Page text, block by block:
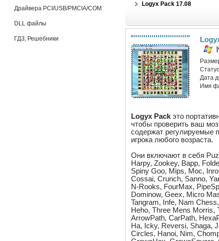
Драйвера PCI/USB/PMCIA/COM
DLL файлы
ГДЗ, Решебники
Logyx Pack 17.08
Дата
Имя
Logyx Pack это
чтобы проверить ваш
содержат регулируемые
игрока любого возраста.
Они включают в себя
Harpy, Zookey, Bapp,
Spiny Goo, Mips, Moc,
Cossai, Crunch, Sanno,
N-Rooks, FourMax,
Dominow, Geex, Micro
Tangram, Infe, Nam
Heho, Three Mens Morris,
ArrowPath, CarPath,
Ha, Icky, Reversi, Shaga,
Circles, Hanoi, Nim,